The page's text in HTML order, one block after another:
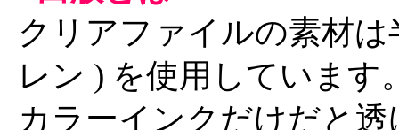
クリアファイルの素材
レン ) を使用しています
カラーインクだけだと